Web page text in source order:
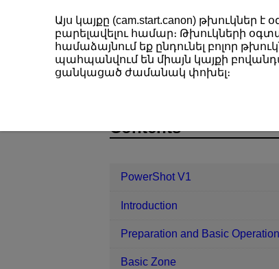
PowerShot V1 Shooting and
Contents
PowerShot V1
Introduction
Preparation and Basic
Basic Zone
Այս կայքը (cam.start.canon)
բարելավելու համար։ Թխուկների
համաձայնում եք ընդունել բոլոր
պահպանվում են միայն կայքի
ցանկացած ժամանակ փոխել։